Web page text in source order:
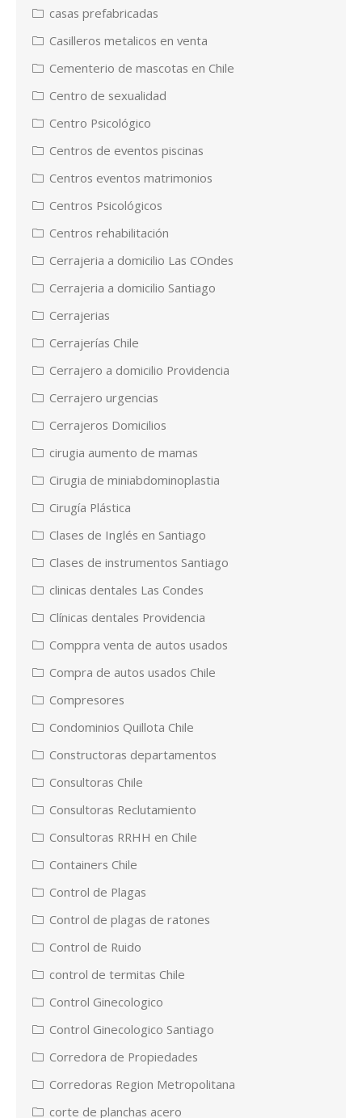
casas prefabricadas
Casilleros metalicos en venta
Cementerio de mascotas en Chile
Centro de sexualidad
Centro Psicológico
Centros de eventos piscinas
Centros eventos matrimonios
Centros Psicológicos
Centros rehabilitación
Cerrajeria a domicilio Las COndes
Cerrajeria a domicilio Santiago
Cerrajerias
Cerrajerías Chile
Cerrajero a domicilio Providencia
Cerrajero urgencias
Cerrajeros Domicilios
cirugia aumento de mamas
Cirugia de miniabdominoplastia
Cirugía Plástica
Clases de Inglés en Santiago
Clases de instrumentos Santiago
clinicas dentales Las Condes
Clínicas dentales Providencia
Comppra venta de autos usados
Compra de autos usados Chile
Compresores
Condominios Quillota Chile
Constructoras departamentos
Consultoras Chile
Consultoras Reclutamiento
Consultoras RRHH en Chile
Containers Chile
Control de Plagas
Control de plagas de ratones
Control de Ruido
control de termitas Chile
Control Ginecologico
Control Ginecologico Santiago
Corredora de Propiedades
Corredoras Region Metropolitana
corte de planchas acero